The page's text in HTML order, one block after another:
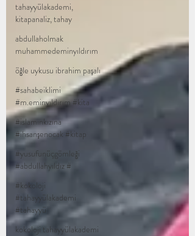
tahayyülakademi,
kitapanaliz, tahay
abdullaholmak
muhammedeminyıldırım
öğle uykusu ibrahim paşalı
#sahabeiklimi
#m.eminyıldırım #kita
#islamınkızına
#ihsanşenocak #kitap
#yusufunüçgömleği
#abdullahyıldız #
#kokoloji
#tahayyülakademi
#tahayyü
kokoloji tahayyülakademi